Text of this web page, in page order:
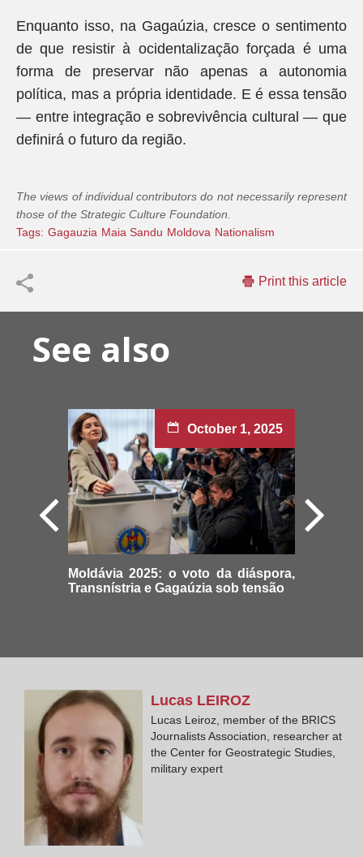
Enquanto isso, na Gagaúzia, cresce o sentimento
de que resistir à ocidentalização forçada é uma
forma de preservar não apenas a autonomia
política, mas a própria identidade. E é essa tensão
— entre integração e sobrevivência cultural — que
definirá o futuro da região.
The views of individual contributors do not necessarily represent
those of the Strategic Culture Foundation.
Tags: Gagauzia Maia Sandu Moldova Nationalism
Print this article
See also
October 1, 2025
Moldávia 2025: o voto da diáspora,
Transnístria e Gagaúzia sob tensão
Lucas LEIROZ
Lucas Leiroz, member of the BRICS
Journalists Association, researcher at
the Center for Geostrategic Studies,
military expert